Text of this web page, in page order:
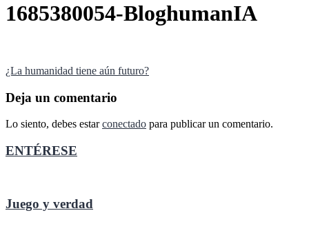
1685380054-BloghumanIA
Navegación
de
entradas
¿La humanidad tiene aún futuro?
Deja un comentario
Lo siento, debes estarconectado para publicar un comentario.
ENTÉRESE
Juego y verdad